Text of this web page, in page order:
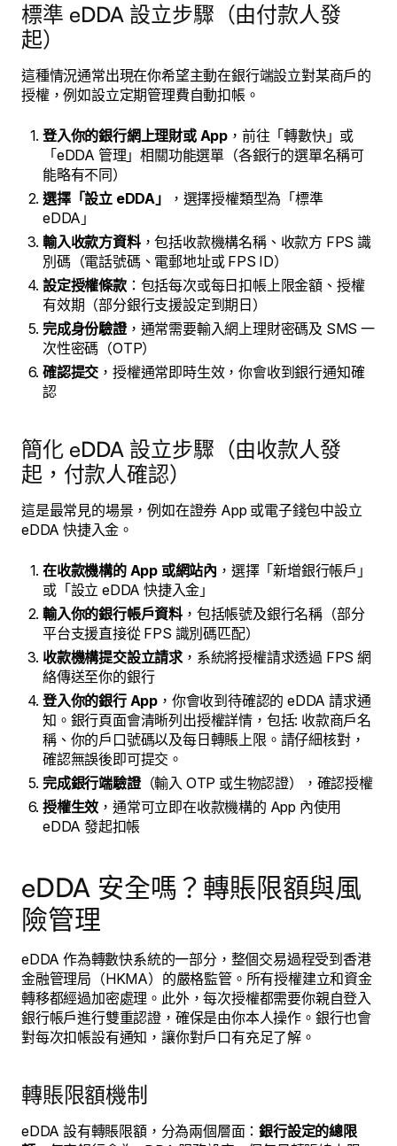
標準 eDDA 設立步驟（由付款人發
起）
這種情況通常出現在你希望主動在銀行端設立對某商戶的
授權，例如設立定期管理費自動扣帳。
登入你的銀行網上理財或 App ，前往「轉數快」或
「eDDA 管理」相關功能選單（各銀行的選單名稱可
能略有不同）
選擇「設立 eDDA」
，選擇授權類型為「標準
eDDA」
輸入收款方資料，包括收款機構名稱、收款方 FPS 識
別碼（電話號碼、電郵地址或 FPS ID）
設定授權條款：包括每次或每日扣帳上限金額、授權
有效期（部分銀行支援設定到期日）
完成身份驗證，通常需要輸入網上理財密碼及 SMS 一
次性密碼（OTP）
確認提交 ，授權通常即時生效，你會收到銀行通知確
認
簡化 eDDA 設立步驟（由收款人發
起，付款人確認）
這是最常見的場景，例如在證券 App 或電子錢包中設立
eDDA 快捷入金。
在收款機構的 App 或網站內 ，選擇「新增銀行帳戶」
或「設立 eDDA 快捷入金」
輸入你的銀行帳戶資料 ，包括帳號及銀行名稱（部分
平台支援直接從 FPS 識別碼匹配）
收款機構提交設立請求，系統將授權請求透過 FPS 網
絡傳送至你的銀行
登入你的銀行 App ，你會收到待確認的 eDDA 請求通
知。銀行頁面會清晰列出授權詳情，包括: 收款商戶名
稱、你的戶口號碼以及每日轉賬上限。請仔細核對，
確認無誤後即可提交。
完成銀行端驗證（輸入 OTP 或生物認證），確認授權
授權生效 ，通常可立即在收款機構的 App 內使用
eDDA 發起扣帳
eDDA 安全嗎？轉賬限額與風
險管理
eDDA 作為轉數快系統的一部分，整個交易過程受到香港
金融管理局（HKMA）的嚴格監管。所有授權建立和資金
轉移都經過加密處理。此外，每次授權都需要你親自登入
銀行帳戶進行雙重認證，確保是由你本人操作。銀行也會
對每次扣帳設有通知，讓你對戶口有充足了解。
轉賬限額機制
eDDA 設有轉賬限額，分為兩個層面：銀行設定的總限